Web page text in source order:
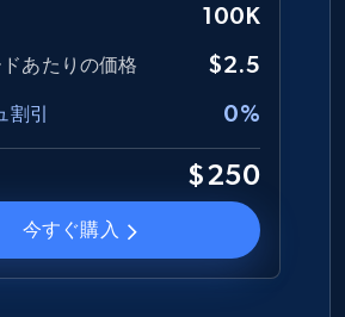
id, Product name, Price,
100K
あたりの価格 $2.5
引 0%
$250
今すぐ購入